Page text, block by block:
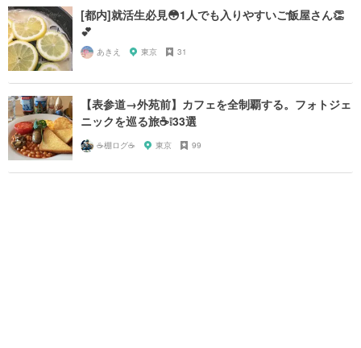
[都内]就活生必見😳1人でも入りやすいご飯屋さん👏
💕
あきえ 東京 31
【表参道→外苑前】カフェを全制覇する。フォトジェ
ニックを巡る旅☕️❕33選
☕️棚ログ☕️ 東京 99